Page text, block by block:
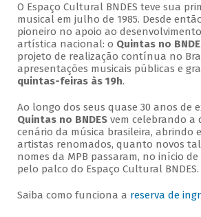
O Espaço Cultural BNDES teve sua
musical em julho de 1985. Desde
pioneiro no apoio ao
artística nacional: o Quintas no
projeto de realização contínua no
apresentações musicais públicas e
quintas-feiras às 19h.
Ao longo dos seus quase 30 anos de
Quintas no BNDESvem celebrando a
cenário da música brasileira, abrindo
artistas renomados, quanto novos
nomes da MPB passaram, no início
pelo palco do Espaço Cultural BNDES.
Saiba como funciona a reserva de